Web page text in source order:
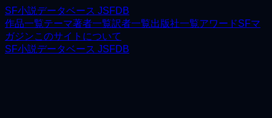
SF小説データベース JSFDB
作品一覧テーマ著者一覧訳者一覧出版社一覧アワードSFマ
ガジンこのサイトについて
SF小説データベース JSFDB